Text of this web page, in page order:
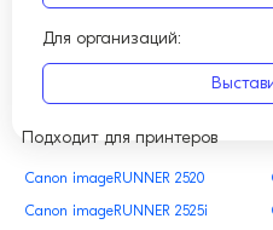
Для организаций:
Подходит для принтеров
Canon imageRUNNER 2520
Canon imageRUNNER 2525i